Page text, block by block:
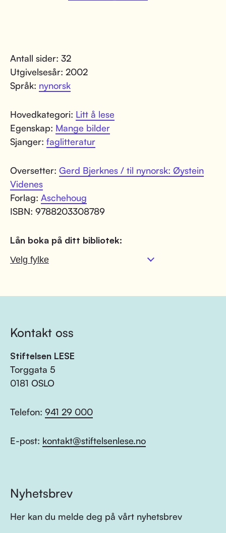
Antall sider: 32
Utgivelsesår: 2002
Språk: nynorsk
Hovedkategori: Litt å lese
Egenskap: Mange bilder
Sjanger: faglitteratur
Oversetter: Gerd Bjerknes / til nynorsk: Øystein
Videnes
Forlag: Aschehoug
ISBN: 9788203308789
Lån boka på ditt bibliotek:
Kontakt oss
Stiftelsen LESE
Torggata 5
0181 OSLO
Telefon: 941 29 000
E-post: kontakt@stiftelsenlese.no
Nyhetsbrev
Her kan du melde deg på vårt nyhetsbrev